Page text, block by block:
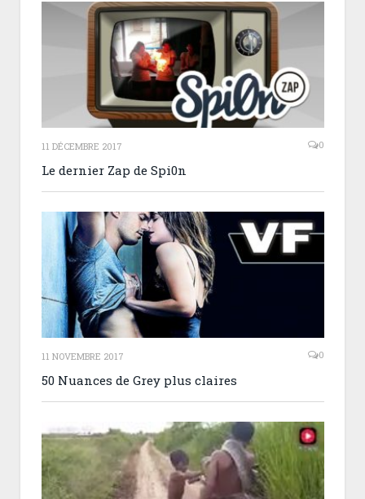
11 DÉCEMBRE 2017 0
Le dernier Zap de Spi0n
11 NOVEMBRE 2017 0
50 Nuances de Grey plus claires